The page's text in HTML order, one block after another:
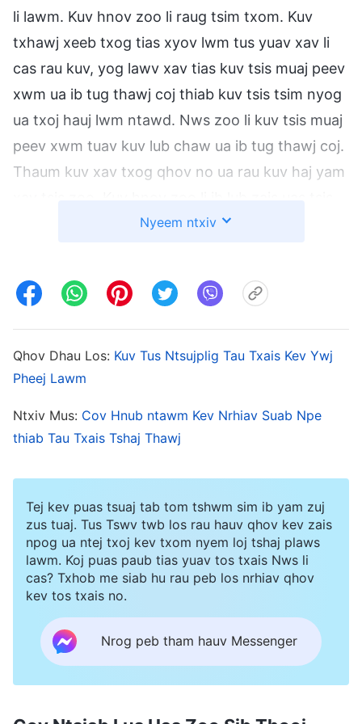
li lawm. Kuv hnov zoo li raug tsim txom. Kuv
txhawj xeeb txog tias xyov lwm tus yuav xav li
cas rau kuv, yog lawv xav tias kuv tsis muaj peev
xwm ua ib tug thawj coj thiab kuv tsis tsim nyog
ua txoj hauj lwm ntawd. Nws zoo li kuv tsis muaj
peev xwm tuav kuv lub chaw ua ib tug thawj coj.
Thaum kuv xav txog qhov no ua rau kuv haj yam
muaj cua thiab tsis muaj lub zog li qhov uas kuv
thaum kawg ua rau kuv plam Vajntsujplig txoj
hauj lwm. Vim kuv ua tsis tau dab tsi tiav hauv
kuv txoj hauj lwm, kuv thiaj li raug hloov. Thaum
lub sij hawm ntawd, kuv hnov zoo li kuv poob
teb nqos kuv mus lawm xwb. Kuv kuj xav paub
yuav hais tias kuv yog ib tug thawj coj cuav uas
tsis ua hauj lwm kom muaj qab hau?” Kuv yim
ntxhov siab yog kuv yim xav txog qhov no.
Kuv pw hauv txaj tig mus tig los hmo ntawd, tsis
tsaug zog li. Kuv tau nquas hu thov Vajtswv rau
hauv cov lus thov zaum tas zaum thiab, thov
Nws los coj kuv kev kom paub kuv tus kheej tus
yam ntxwv. Ces kuv txawm nyeem Vajtswv cov
Nyeem ntxiv
Qhov Dhau Los: Kuv Tus Ntsujplig Tau Txais Kev Ywj
Pheej Lawm
Ntxiv Mus: Cov Hnub ntawm Kev Nrhiav Suab Npe
thiab Tau Txais Tshaj Thawj
Tej kev puas tsuaj tab tom tshwm sim ib yam zuj
zus tuaj. Tus Tswv twb los rau hauv qhov kev zais
npog ua ntej txoj kev txom nyem loj tshaj plaws
lawm. Koj puas paub tias yuav tos txais Nws li
cas? Txhob me siab hu rau peb los nrhiav qhov
kev tos txais no.
Nrog peb tham hauv Messenger